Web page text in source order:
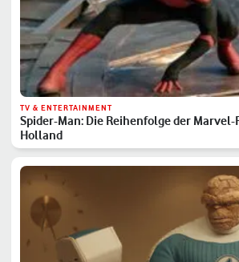
TV & ENTERTAINMENT
Spider-Man: Die Reihenfolge der
Holland